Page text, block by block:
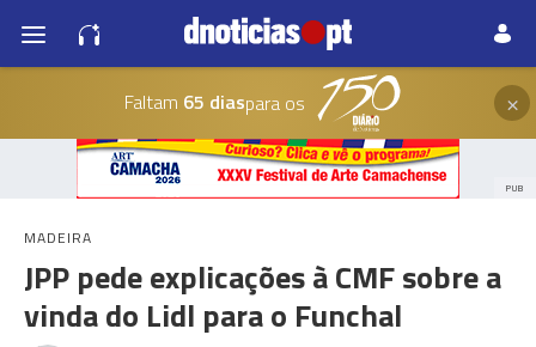
Faltam 65 diaspara os ×
PUB
MADEIRA
JPP pede explicações à CMF sobre a
vinda do Lidl para o Funchal